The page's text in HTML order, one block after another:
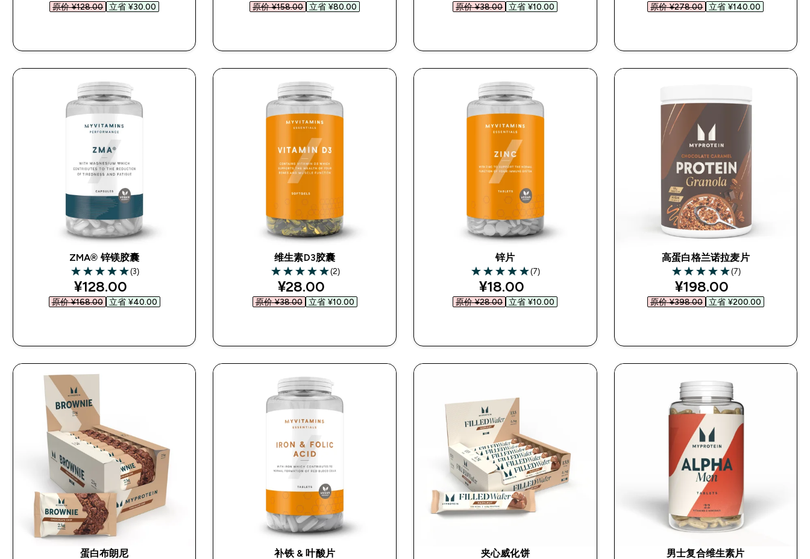
原价 ¥128.00‎ 立省 ¥30.00‎ 原价 ¥158.00‎ 立省 ¥80.00‎ 原价 ¥38.00‎ 立省 ¥10.00‎ 原价 ¥278.00‎ 立省 ¥140.00‎
ZMA® 锌镁胶囊
5 out of 5 stars
(3)
discounted price
¥128.00‎
原价 ¥168.00‎ 立省 ¥40.00‎
维生素D3胶囊
5 out of 5 stars
(2)
discounted price
¥28.00‎
原价 ¥38.00‎ 立省 ¥10.00‎
锌片
5 out of 5 stars
(7)
discounted price
¥18.00‎
原价 ¥28.00‎ 立省 ¥10.00‎
高蛋白格兰诺拉麦片
5 out of 5 stars
(7)
discounted price
¥198.00‎
原价 ¥398.00‎ 立省 ¥200.00‎
蛋白布朗尼
补铁 & 叶酸片
夹心威化饼
男士复合维生素片